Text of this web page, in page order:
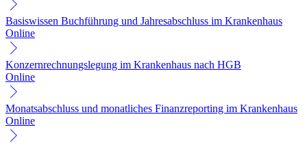
Basiswissen Buchführung und Jahresabschluss im Krankenhaus
Online
Konzernrechnungslegung im Krankenhaus nach HGB
Online
Monatsabschluss und monatliches Finanzreporting im Krankenhaus
Online